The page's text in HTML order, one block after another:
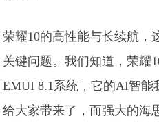
荣耀10的高性能与长续航，
关键问题。我们知道，荣耀
EMUI 8.1系统，它的AI智能
给大家带来了，而强大的海